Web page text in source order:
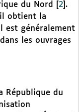
du Nord
2 .
obtient la
est généralement
les ouvrages
République du